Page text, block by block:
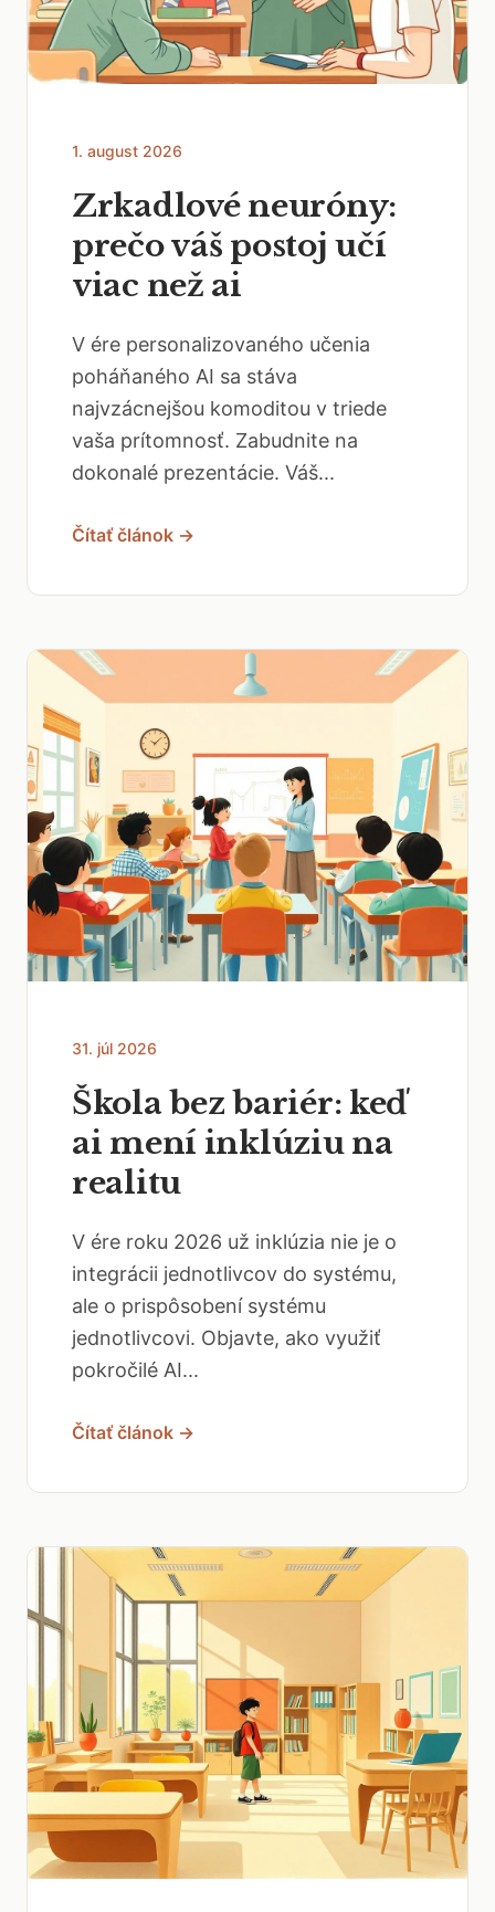
1. august 2026
Zrkadlové neuróny:
prečo váš postoj učí
viac než ai
V ére personalizovaného učenia
poháňaného AI sa stáva
najvzácnejšou komoditou v triede
vaša prítomnosť. Zabudnite na
dokonalé prezentácie. Váš...
Čítať článok →
31. júl 2026
Škola bez bariér: keď
ai mení inklúziu na
realitu
V ére roku 2026 už inklúzia nie je o
integrácii jednotlivcov do systému,
ale o prispôsobení systému
jednotlivcovi. Objavte, ako využiť
pokročilé AI...
Čítať článok →